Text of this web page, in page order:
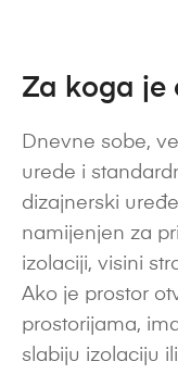
Za koga je
Dnevne sobe,
urede i
dizajnerski
namijenjen za
izolaciji, visini
Ako je prostor
prostorijama,
slabiju izolaciju